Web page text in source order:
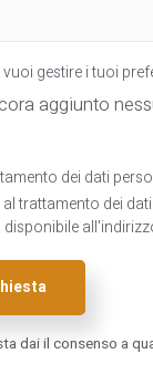
gestire i tuoi
aggiunto
dei dati
trattamento dei
dai il consenso a